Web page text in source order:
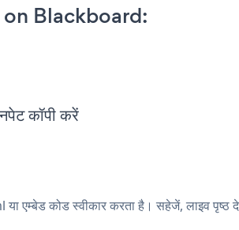
Blackboard:
कॉपी करें
एम्बेड कोड स्वीकार करता है। सहेजें, लाइव